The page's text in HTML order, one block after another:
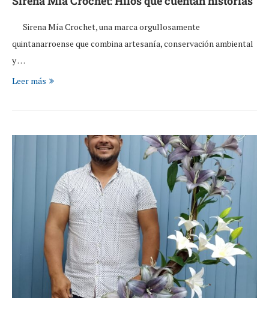
Sirena Mía Crochet, una marca orgullosamente
quintanarroense que combina artesanía, conservación ambiental
y …
Leer más